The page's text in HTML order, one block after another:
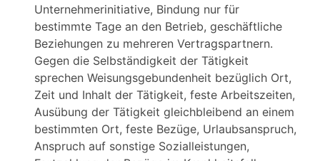
Unternehmerinitiative, Bindung nur für
bestimmte Tage an den Betrieb, geschäftliche
Beziehungen zu mehreren Vertragspartnern.
Gegen die Selbständigkeit der Tätigkeit
sprechen Weisungsgebundenheit bezüglich Ort,
Zeit und Inhalt der Tätigkeit, feste Arbeitszeiten,
Ausübung der Tätigkeit gleichbleibend an einem
bestimmten Ort, feste Bezüge, Urlaubsanspruch,
Anspruch auf sonstige Sozialleistungen,